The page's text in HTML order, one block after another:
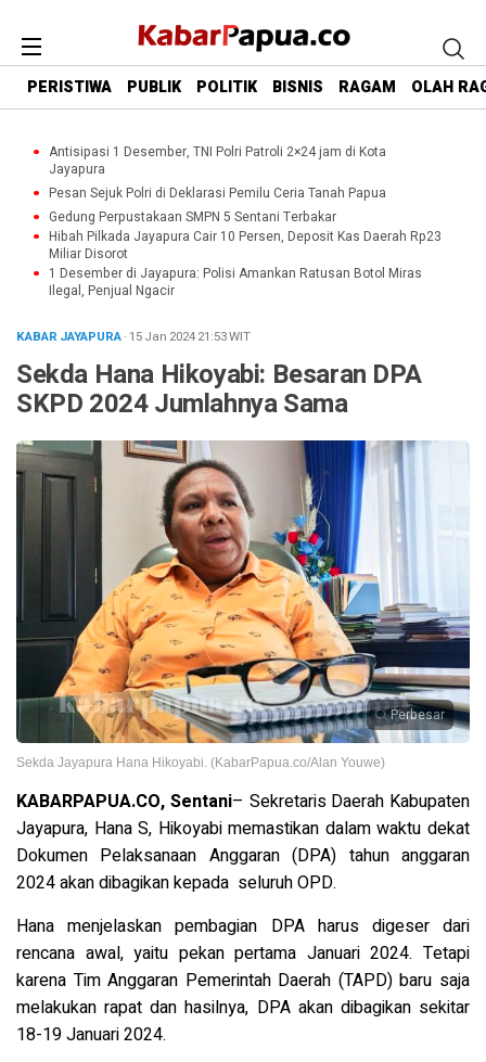
PERISTIWA PUBLIK POLITIK BISNIS RAGAM OLAH
Antisipasi 1 Desember, TNI Polri Patroli 2×24 jam di Kota
Jayapura
Pesan Sejuk Polri di Deklarasi Pemilu Ceria Tanah Papua
Gedung Perpustakaan SMPN 5 Sentani Terbakar
Hibah Pilkada Jayapura Cair 10 Persen, Deposit Kas Daerah Rp23
Miliar Disorot
1 Desember di Jayapura: Polisi Amankan Ratusan Botol Miras
Ilegal, Penjual Ngacir
KABAR JAYAPURA· 15 Jan 202421:53WIT
Sekda Hana Hikoyabi: Besaran DPA
SKPD 2024 Jumlahnya Sama
Perbesar
Sekda Jayapura Hana Hikoyabi. (KabarPapua.co/Alan Youwe)
KABARPAPUA.CO, Sentani– Sekretaris Daerah Kabupaten
Jayapura, Hana S, Hikoyabi memastikan dalam waktu dekat
Dokumen Pelaksanaan Anggaran (DPA) tahun anggaran
2024 akan dibagikan kepada seluruh OPD.
Hana menjelaskan pembagian DPA harus digeser dari
rencana awal, yaitu pekan pertama Januari 2024. Tetapi
karena Tim Anggaran Pemerintah Daerah (TAPD) baru saja
melakukan rapat dan hasilnya, DPA akan dibagikan sekitar
18-19 Januari 2024.